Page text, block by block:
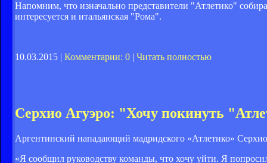
Напомним, что изначально представители "Атлетико"
интересуется и итальянская "Рома".
10.03.2015 | Комментарии: 0 | Читать полностью
Серхио Агуэро: "Хочу покинуть
Аргентинский нападающий мадридского «Атлетико»
«Я сообщил руководству команды, что хочу уйти. Я